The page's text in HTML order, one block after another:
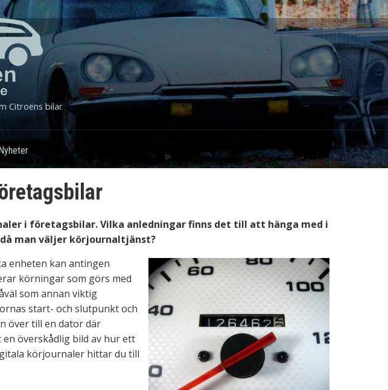
Citroëns bilar
i företagsbilar. Vilka anledningar finns det till att hänga med i
man väljer körjournaltjänst?
enheten kan antingen
körningar som görs med
som annan viktig
start- och slutpunkt och
över till en dator där
överskådlig bild av hur ett
körjournaler hittar du till